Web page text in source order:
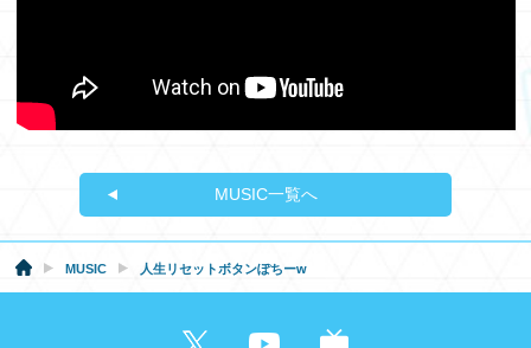
MUSIC一覧へ
MUSIC 人生リセットボタンぽちーw